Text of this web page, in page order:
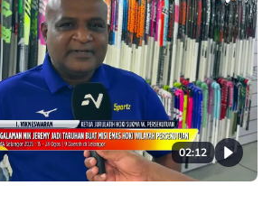
02:12